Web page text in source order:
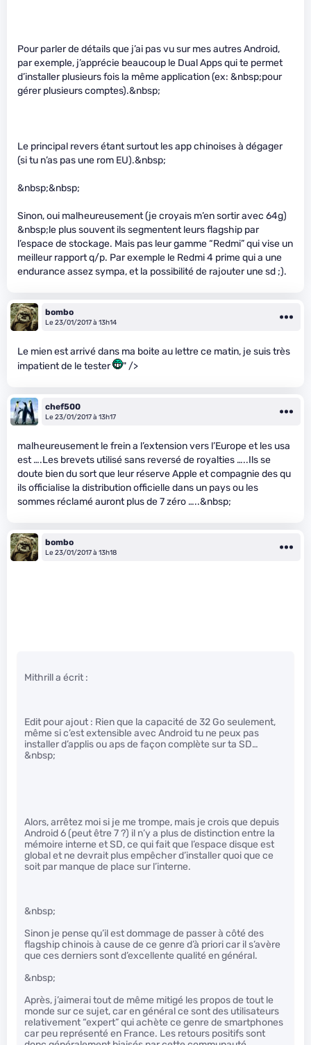
Pour parler de détails que j’ai pas vu sur mes autres Android,
par exemple, j’apprécie beaucoup le Dual Apps qui te permet
d’installer plusieurs fois la même application (ex: &nbsp;pour
gérer plusieurs comptes).&nbsp;
Le principal revers étant surtout les app chinoises à dégager
(si tu n’as pas une rom EU).&nbsp;
&nbsp;&nbsp;
Sinon, oui malheureusement (je croyais m’en sortir avec 64g)
&nbsp;le plus souvent ils segmentent leurs flagship par
l’espace de stockage. Mais pas leur gamme “Redmi” qui vise un
meilleur rapport q/p. Par exemple le Redmi 4 prime qui a une
endurance assez sympa, et la possibilité de rajouter une sd ;).
bombo
Le 23/01/2017 à 13h14
Le mien est arrivé dans ma boite au lettre ce matin, je suis très
impatient de le tester
" />
chef500
Le 23/01/2017 à 13h17
malheureusement le frein a l’extension vers l’Europe et les usa
est ….Les brevets utilisé sans reversé de royalties …..Ils se
doute bien du sort que leur réserve Apple et compagnie des qu
ils officialise la distribution officielle dans un pays ou les
sommes réclamé auront plus de 7 zéro …..&nbsp;
bombo
Le 23/01/2017 à 13h18
Mithrill a écrit :
Edit pour ajout : Rien que la capacité de 32 Go seulement,
même si c’est extensible avec Android tu ne peux pas
installer d’applis ou aps de façon complète sur ta SD…
&nbsp;
Alors, arrêtez moi si je me trompe, mais je crois que depuis
Android 6 (peut être 7 ?) il n’y a plus de distinction entre la
mémoire interne et SD, ce qui fait que l’espace disque est
global et ne devrait plus empêcher d’installer quoi que ce
soit par manque de place sur l’interne.
&nbsp;
Sinon je pense qu’il est dommage de passer à côté des
flagship chinois à cause de ce genre d’à priori car il s’avère
que ces derniers sont d’excellente qualité en général.
&nbsp;
Après, j’aimerai tout de même mitigé les propos de tout le
monde sur ce sujet, car en général ce sont des utilisateurs
relativement “expert” qui achète ce genre de smartphones
car peu représenté en France. Les retours positifs sont